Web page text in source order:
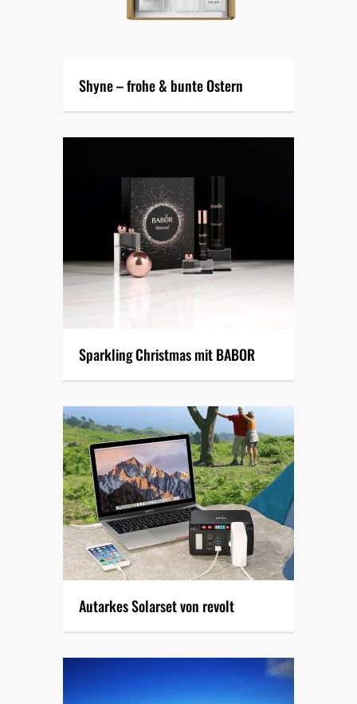
Shyne – frohe & bunte Ostern
Sparkling Christmas mit BABOR
Autarkes Solarset von revolt